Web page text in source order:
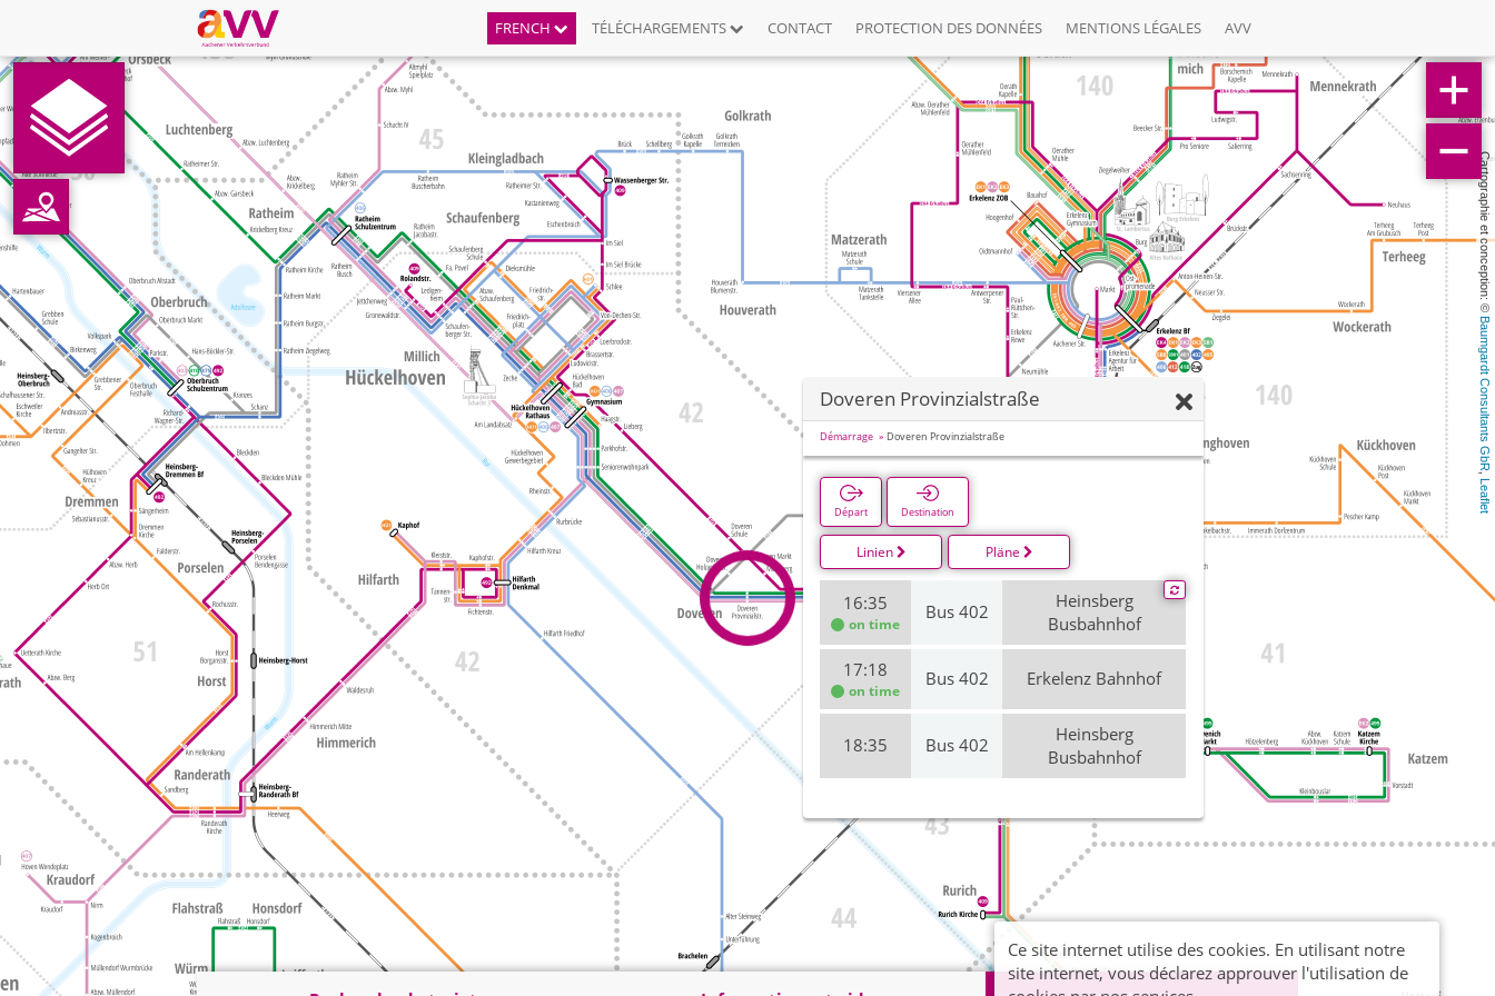
FRENCH TÉLÉCHARGEMENTS CONTACT PROTECTION DES DONNÉES MENTIONS LÉGALES AVV
Cartographie et conception: ©
Baumgardt Consultants GbR
,
Leaflet
Doveren Provinzialstraße
Démarrage Doveren Provinzialstraße
Départ Destination
Linien Pläne
16:35
on time
Bus 402
Heinsberg
Busbahnhof
17:18
on time
Bus 402 Erkelenz Bahnhof
18:35 Bus 402
Heinsberg
Busbahnhof
Ce site internet utilise des cookies. En utilisant notre
site internet, vous déclarez approuver l'utilisation de